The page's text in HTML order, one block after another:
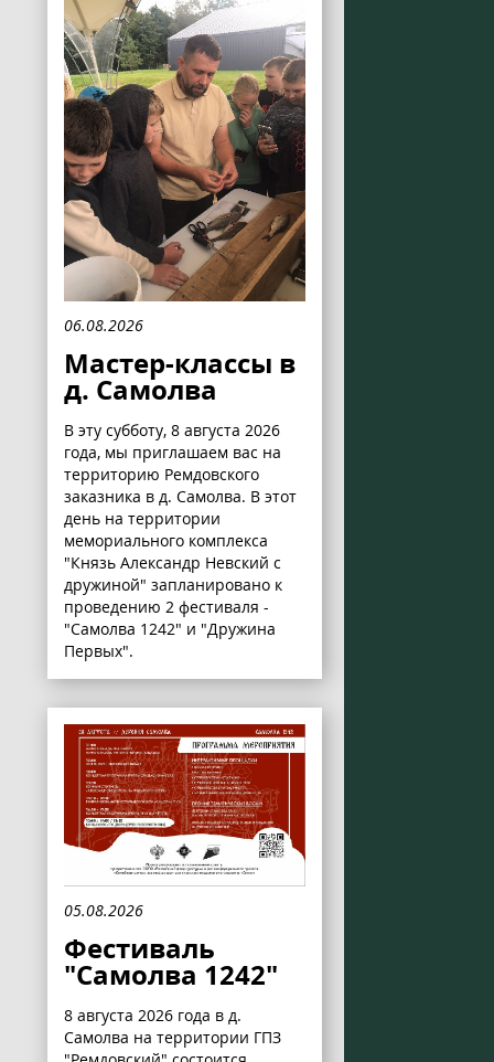
06.08.2026
Мастер-классы в
д. Самолва
В эту субботу, 8 августа 2026
года, мы приглашаем вас на
территорию Ремдовского
заказника в д. Самолва. В этот
день на территории
мемориального комплекса
"Князь Александр Невский с
дружиной" запланировано к
проведению 2 фестиваля -
"Самолва 1242" и "Дружина
Первых".
05.08.2026
Фестиваль
"Самолва 1242"
8 августа 2026 года в д.
Самолва на территории ГПЗ